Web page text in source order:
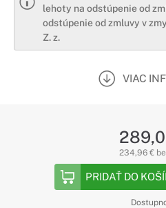
lehoty na odstúpenie od
odstúpenie od zmluvy v
Z. z.
VIAC
234,96 €
PRIDAŤ DO